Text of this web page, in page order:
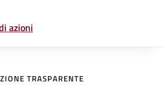
azioni
TRASPARENTE